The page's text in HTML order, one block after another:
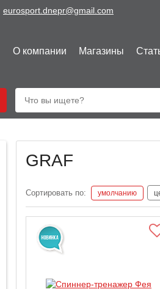
eurosport.dnepr@gmail.com
О компании Магазины
GRAF
Сортировать по: умолчанию